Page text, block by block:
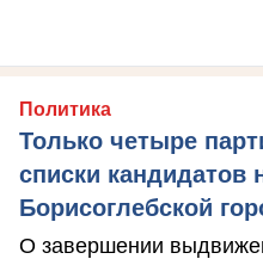
Политика
Только четыре
списки кандидатов
Борисоглебской
О завершении